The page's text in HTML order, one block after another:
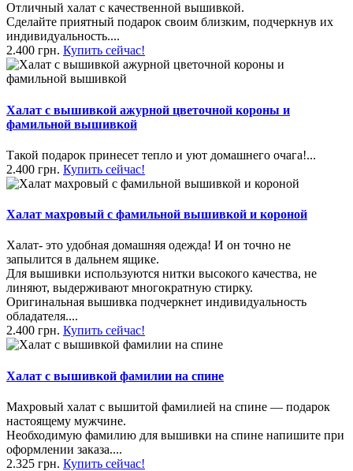
Отличный халат с качественной вышивкой.
Сделайте приятный подарок своим близким, подчеркнув их
индивидуальность....
2.400 грн. Купить сейчас!
Халат с вышивкой ажурной цветочной короны и
фамильной вышивкой
Такой подарок принесет тепло и уют домашнего очага!...
2.400 грн. Купить сейчас!
Халат махровый с фамильной вышивкой и короной
Халат- это удобная домашняя одежда! И он точно не
запылится в дальнем ящике.
Для вышивки используются нитки высокого качества, не
линяют, выдерживают многократную стирку.
Оригинальная вышивка подчеркнет индивидуальность
обладателя....
2.400 грн. Купить сейчас!
Халат с вышивкой фамилии на спине
Махровый халат с вышитой фамилией на спине — подарок
настоящему мужчине.
Необходимую фамилию для вышивки на спине напишите при
оформлении заказа....
2.325 грн. Купить сейчас!